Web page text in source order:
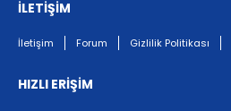
İLETİŞİM
İletişim Forum Gizlilik Politikası
HIZLI ERİŞİM